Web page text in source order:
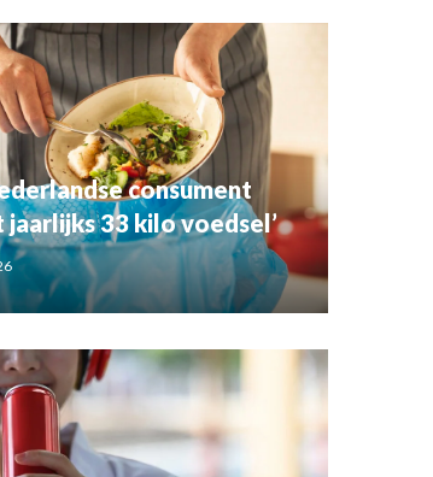
consument
33 kilo voedsel’